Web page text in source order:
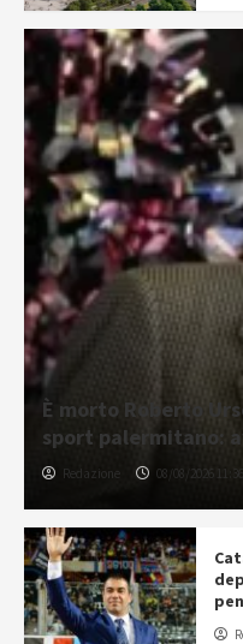
È morto Roberto
sport palermitano:
Redazione 08/08/2026 11:36